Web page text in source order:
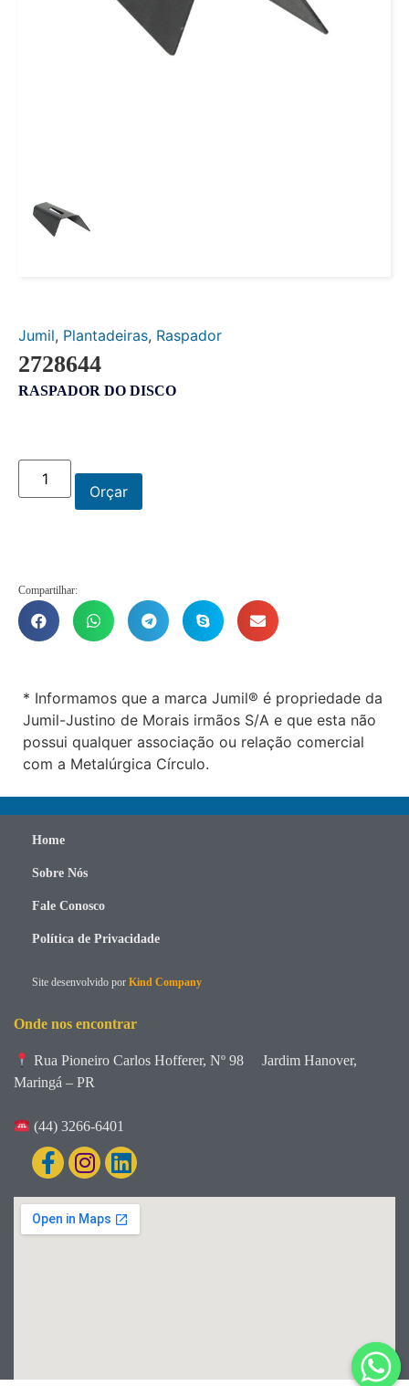
Jumil, Plantadeiras, Raspador
2728644
RASPADOR DO DISCO
Orçar
Compartilhar:
* Informamos que a marca Jumil® é propriedade da
Jumil-Justino de Morais irmãos S/A e que esta não
possui qualquer associação ou relação comercial
com a Metalúrgica Círculo.
Home
Sobre Nós
Fale Conosco
Política de Privacidade
Site desenvolvido por Kind Company
Onde nos encontrar
Rua Pioneiro Carlos Hofferer, Nº 98
Jardim Hanover,
Maringá – PR
(44) 3266-6401